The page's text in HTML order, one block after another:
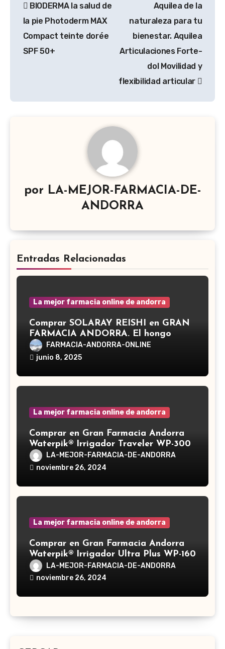
de
entradas
BIODERMA la salud de
la pie Photoderm MAX
Compact teinte dorée
SPF 50+
Aquilea de la
naturaleza para tu
bienestar. Aquilea
Articulaciones Forte-
dol Movilidad y
flexibilidad articular
por LA-MEJOR-FARMACIA-DE-
ANDORRA
Entradas Relacionadas
La mejor farmacia online de andorra
Comprar SOLARAY REISHI en GRAN
FARMACIA ANDORRA. El hongo
Reishi, cuyo nombre científico es
Ganoderma lucidum, es un hongo
en la medicina tradicional asiática
FARMACIA-ANDORRA-ONLINE
junio 8, 2025
La mejor farmacia online de andorra
Comprar en Gran Farmacia Andorra
Waterpik® Irrigador Traveler WP-300
LA-MEJOR-FARMACIA-DE-ANDORRA
noviembre 26, 2024
La mejor farmacia online de andorra
Comprar en Gran Farmacia Andorra
Waterpik® Irrigador Ultra Plus WP-160
LA-MEJOR-FARMACIA-DE-ANDORRA
noviembre 26, 2024